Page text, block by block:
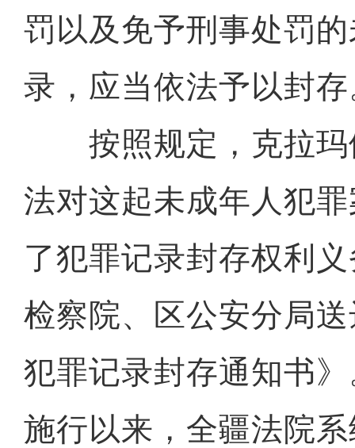
罚以及免予刑事处罚
录，应当依法予以封
按照规定，克拉玛
法对这起未成年人犯
了犯罪记录封存权利
检察院、区公安分局
犯罪记录封存通知书
施行以来，全疆法院